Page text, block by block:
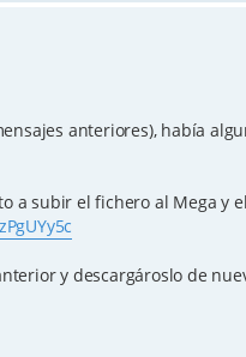
anteriores), había
a subir el fichero al Mega y
y descargároslo de